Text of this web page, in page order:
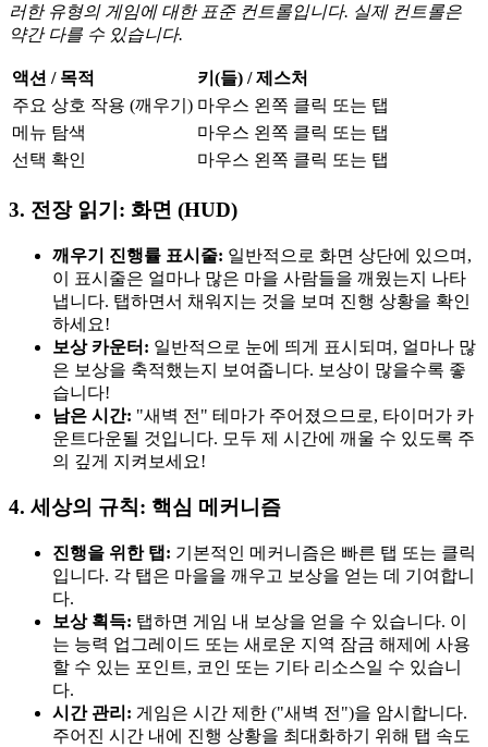
러한 유형의 게임에 대한 표준 컨트롤입니다. 실제 컨트롤은
약간 다를 수 있습니다.
액션 / 목적
키(들) / 제스처
주요 상호 작용 (깨우기) 마우스 왼쪽 클릭 또는 탭
메뉴 탐색
마우스 왼쪽 클릭 또는 탭
선택 확인
마우스 왼쪽 클릭 또는 탭
3. 전장 읽기: 화면 (HUD)
깨우기 진행률 표시줄: 일반적으로 화면 상단에 있으며,
이 표시줄은 얼마나 많은 마을 사람들을 깨웠는지 나타
냅니다. 탭하면서 채워지는 것을 보며 진행 상황을 확인
하세요!
보상 카운터: 일반적으로 눈에 띄게 표시되며, 얼마나 많
은 보상을 축적했는지 보여줍니다. 보상이 많을수록 좋
습니다!
남은 시간: "새벽 전" 테마가 주어졌으므로, 타이머가 카
운트다운될 것입니다. 모두 제 시간에 깨울 수 있도록 주
의 깊게 지켜보세요!
4. 세상의 규칙: 핵심 메커니즘
진행을 위한 탭: 기본적인 메커니즘은 빠른 탭 또는 클릭
입니다. 각 탭은 마을을 깨우고 보상을 얻는 데 기여합니
다.
보상 획득: 탭하면 게임 내 보상을 얻을 수 있습니다. 이
는 능력 업그레이드 또는 새로운 지역 잠금 해제에 사용
할 수 있는 포인트, 코인 또는 기타 리소스일 수 있습니
다.
시간 관리: 게임은 시간 제한 ("새벽 전")을 암시합니다.
주어진 시간 내에 진행 상황을 최대화하기 위해 탭 속도